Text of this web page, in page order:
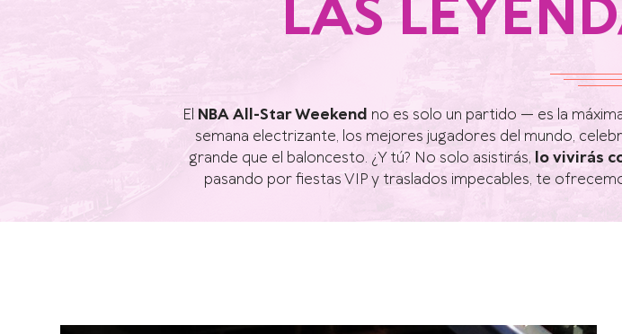
LAS
El NBA All-Star Weekend no es solo un partido — es la
semana electrizante, los mejores jugadores del mundo,
grande que el baloncesto. ¿Y tú? No solo asistirás, lo vivirás
pasando por fiestas VIP y traslados impecables, te